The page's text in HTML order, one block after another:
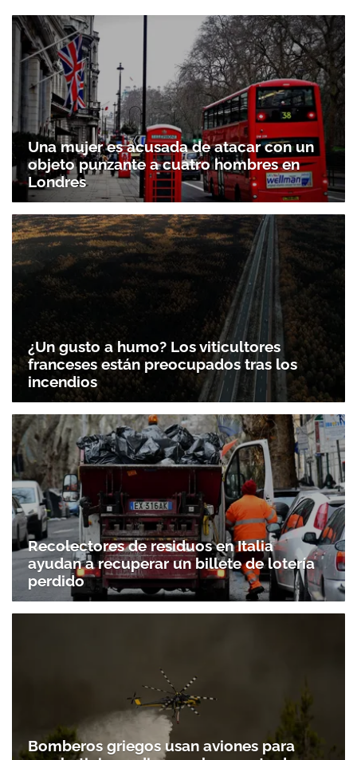
Una mujer es acusada de atacar con un
objeto punzante a cuatro hombres en
Londres
¿Un gusto a humo? Los viticultores
franceses están preocupados tras los
incendios
Recolectores de residuos en Italia
ayudan a recuperar un billete de lotería
perdido
Bomberos griegos usan aviones para